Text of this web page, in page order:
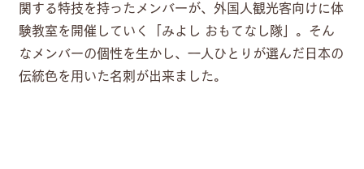
関する特技を持ったメンバーが、外国人観光客向けに体
験教室を開催していく「みよし おもてなし隊」。そん
なメンバーの個性を生かし、一人ひとりが選んだ日本の
伝統色を用いた名刺が出来ました。